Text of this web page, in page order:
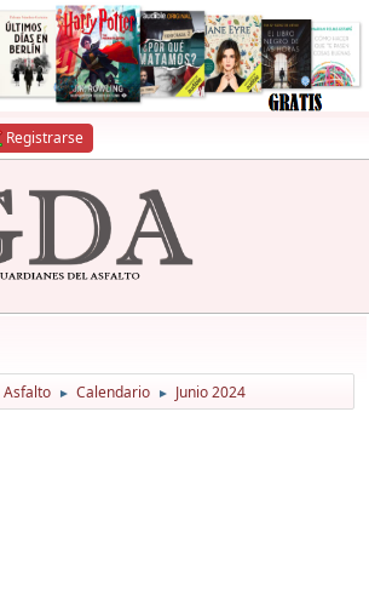
Registrarse
Asfalto ► Calendario ► Junio 2024